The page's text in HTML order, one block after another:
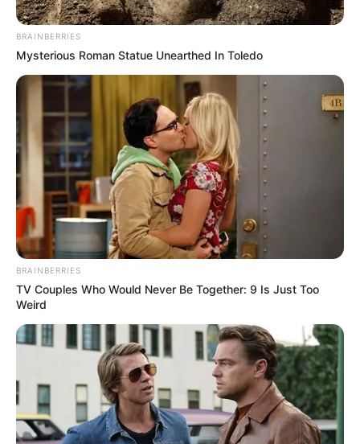
PostedFriss hírek
BRAINBERRIES
Mysterious Roman Statue Unearthed In Toledo
BRAINBERRIES
TV Couples Who Would Never Be Together: 9 Is Just Too
Weird